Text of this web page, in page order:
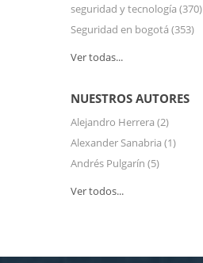
seguridad y tecnología (370)
Seguridad en bogotá (353)
Ver todas...
NUESTROS AUTORES
Alejandro Herrera (2)
Alexander Sanabria (1)
Andrés Pulgarín (5)
Ver todos...